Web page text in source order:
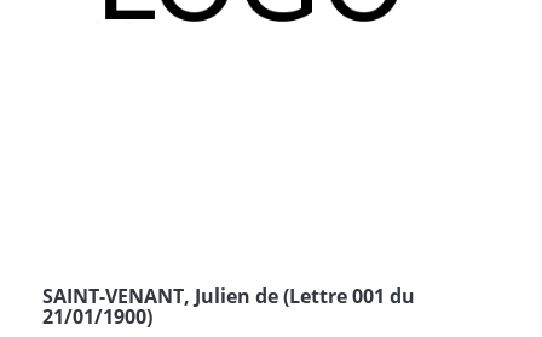
SAINT-VENANT, Julien de (Lettre 001 du
21/01/1900)